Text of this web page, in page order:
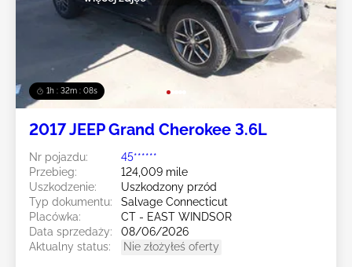
1h : 32m : 05s
2017 JEEP Grand Cherokee 3.6L
Nr pojazdu:
45******
Przebieg:
124,009 mile
Uszkodzenie:
Uszkodzony przód
Typ dokumentu:
Salvage Connecticut
Placówka:
CT - EAST WINDSOR
Data sprzedaży:
08/06/2026
Aktualny status:
Nie złożyłeś oferty